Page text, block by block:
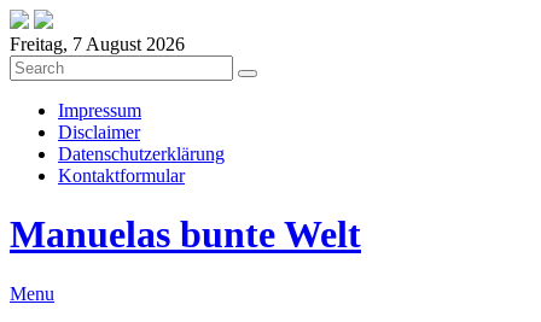
Freitag, 7 August 2026
Impressum
Disclaimer
Datenschutzerklärung
Kontaktformular
Manuelas bunte Welt
Menu